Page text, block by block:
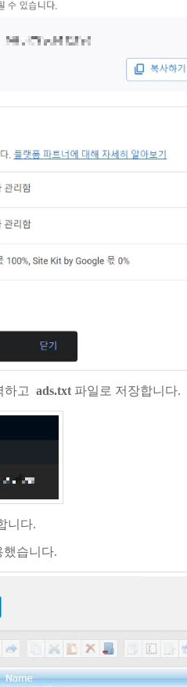
하고 ads.txt 파일로 저장합니다.
니다.
했습니다.